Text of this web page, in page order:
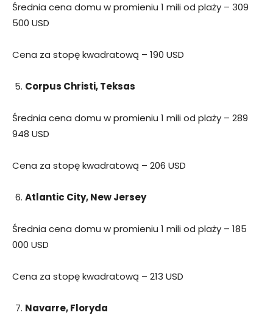
Średnia cena domu w promieniu 1 mili od plaży – 309
500 USD
Cena za stopę kwadratową – 190 USD
Corpus Christi, Teksas
Średnia cena domu w promieniu 1 mili od plaży – 289
948 USD
Cena za stopę kwadratową – 206 USD
Atlantic City, New Jersey
Średnia cena domu w promieniu 1 mili od plaży – 185
000 USD
Cena za stopę kwadratową – 213 USD
Navarre, Floryda